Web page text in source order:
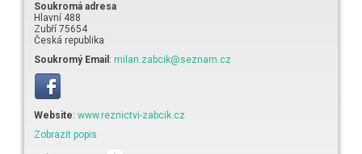
Soukromá adresa
Hlavní 488
Zubří 75654
Česká republika
Soukromý Email : milan.zabcik@seznam.cz
Website: www.reznictvi-zabcik.cz
Zobrazit popis